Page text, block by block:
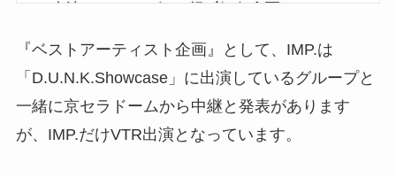
『ベストアーティスト企画』として、IMP.は
「D.U.N.K.Showcase」に出演しているグループと
一緒に京セラドームから中継と発表があります
が、IMP.だけVTR出演となっています。